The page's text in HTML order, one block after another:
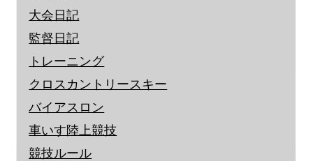
大会日記
監督日記
トレーニング
クロスカントリースキー
バイアスロン
車いす陸上競技
競技ルール